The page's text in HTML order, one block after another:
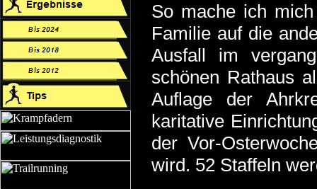
So mache ich
Familie auf die
Ausfall im
schönen Rathaus
Auflage der
karitative
der Vor-
wird. 52 Staffeln